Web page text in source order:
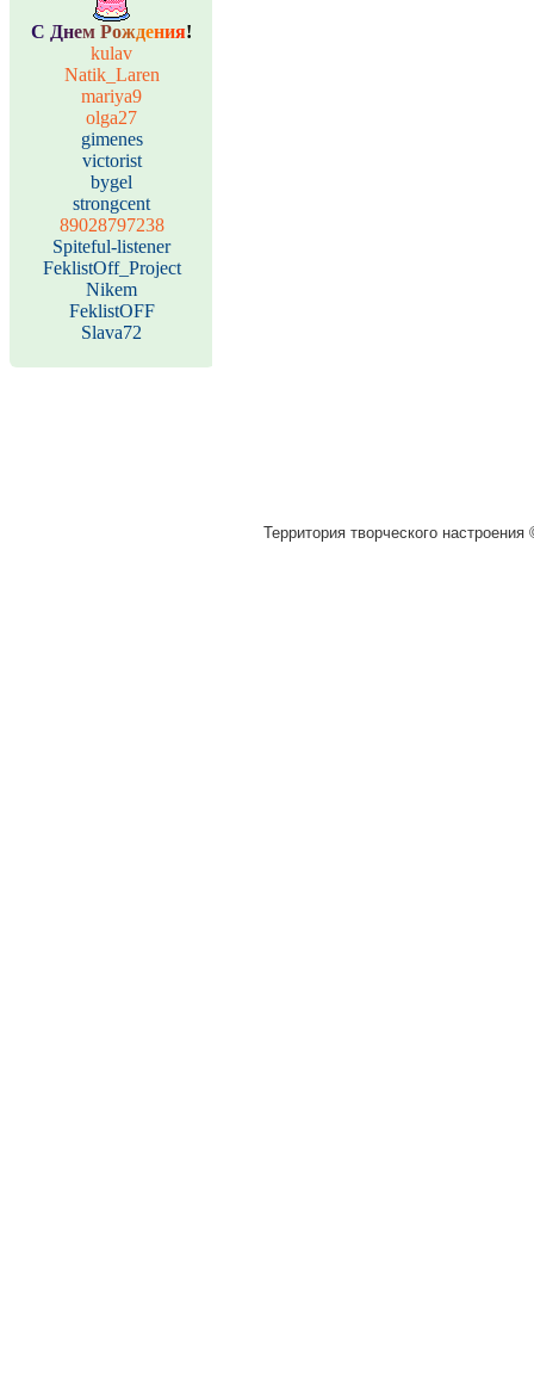
С ДнемРождения!
kulav
Natik_Laren
mariya9
olga27
gimenes
victorist
bygel
strongcent
89028797238
Spiteful-listener
FeklistOff_Project
Nikem
FeklistOFF
Slava72
Территория творческого